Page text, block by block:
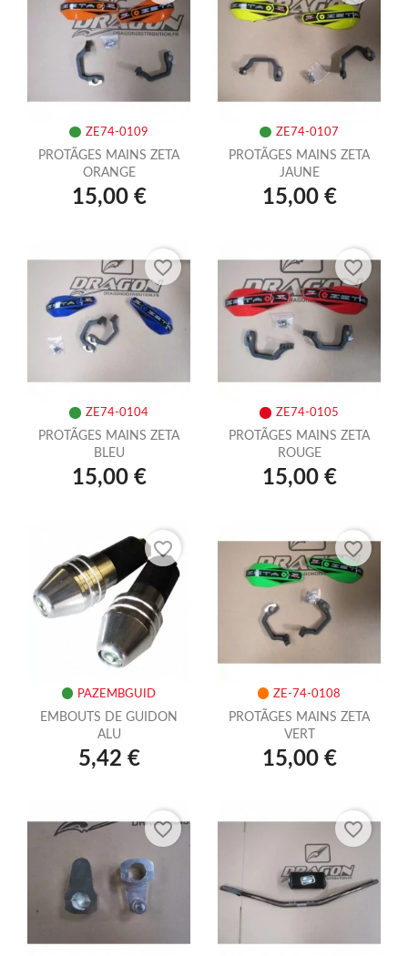
ZE74-0109
PROTÃGES MAINS ZETA
ORANGE
15,00 €
ZE74-0107
PROTÃGES MAINS ZETA
JAUNE
15,00 €
ZE74-0104
PROTÃGES MAINS ZETA
BLEU
15,00 €
favorite_border
ZE74-0105
PROTÃGES MAINS ZETA
ROUGE
15,00 €
favorite_border
PAZEMBGUID
EMBOUTS DE GUIDON
ALU
5,42 €
favorite_border
ZE-74-0108
PROTÃGES MAINS ZETA
VERT
15,00 €
favorite_border
favorite_border favorite_border